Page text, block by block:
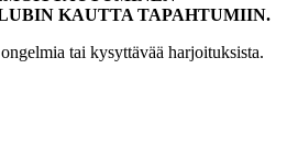
KAUTTA TAPAHTUMIIN.
tai kysyttävää harjoituksista.